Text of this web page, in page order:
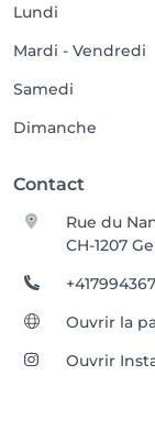
Lundi
Mardi - Vendredi
Samedi
Dimanche
Contact
Rue du
CH-1207
Ouvrir la
Ouvrir